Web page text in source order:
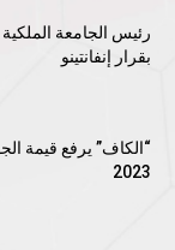
رئيس الجامعة
بقرار إنفانتينو
“الكاف” يرفع قيمة
2023